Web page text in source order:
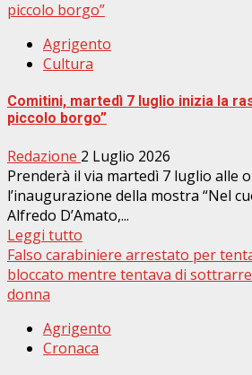
piccolo borgo”
Agrigento
Cultura
Comitini, martedì 7 luglio inizia la
piccolo borgo”
Redazione 2 Luglio 2026
Prenderà il via martedì 7 luglio alle
l’inaugurazione della mostra “Nel
Alfredo D’Amato,...
Leggi tutto
Falso carabiniere arrestato per
bloccato mentre tentava di
donna
Agrigento
Cronaca